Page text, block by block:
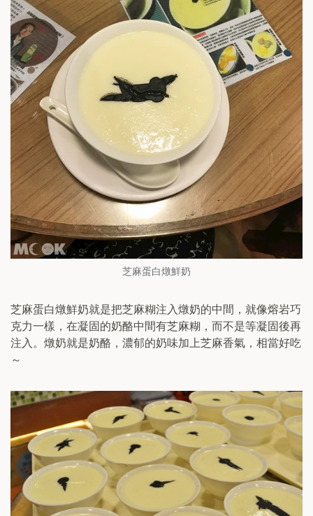
芝麻蛋白燉鮮奶
芝麻蛋白燉鮮奶就是把芝麻糊注入燉奶的中間，就像熔岩巧
克力一樣，在凝固的奶酪中間有芝麻糊，而不是等凝固後再
注入。燉奶就是奶酪，濃郁的奶味加上芝麻香氣，相當好吃
～